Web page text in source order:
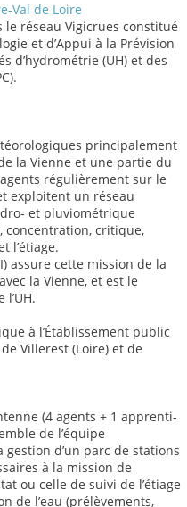
Val de Loire
le réseau Vigicrues constitué
et d’Appui à la Prévision
d’hydrométrie (UH) et des
principalement
la Vienne et une partie du
régulièrement sur le
exploitent un réseau
et pluviométrique
concentration, critique,
l’étiage.
assure cette mission de la
la Vienne, et est le
à l’Établissement public
Villerest (Loire) et de
(4 agents + 1 apprenti-
de l’équipe
gestion d’un parc de stations
à la mission de
ou celle de suivi de l’étiage
de l’eau (prélèvements,